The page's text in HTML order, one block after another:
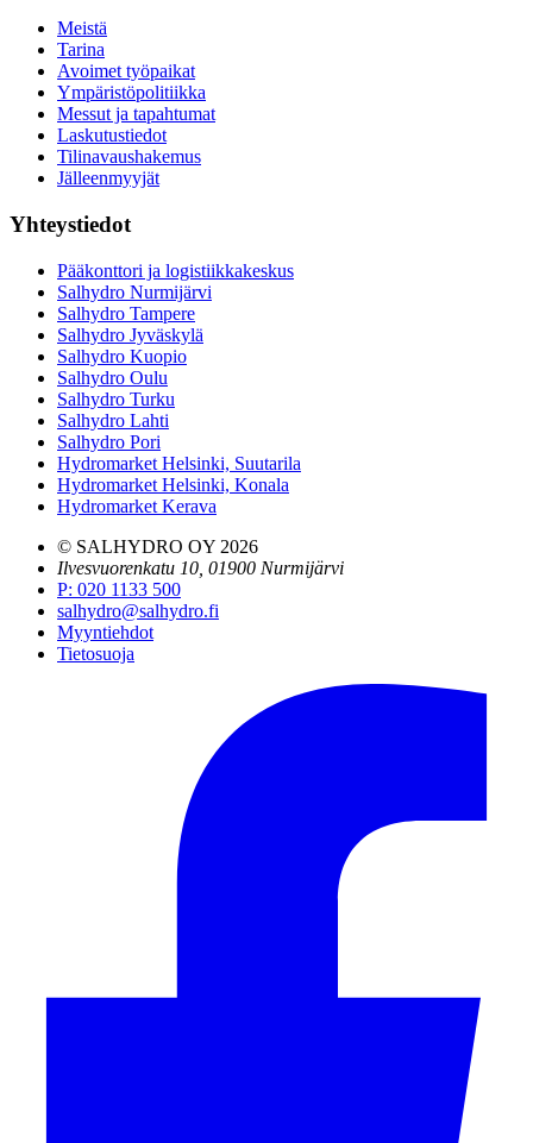
Meistä
Tarina
Avoimet työpaikat
Ympäristöpolitiikka
Messut ja tapahtumat
Laskutustiedot
Tilinavaushakemus
Jälleenmyyjät
Yhteystiedot
Pääkonttori ja logistiikkakeskus
Salhydro Nurmijärvi
Salhydro Tampere
Salhydro Jyväskylä
Salhydro Kuopio
Salhydro Oulu
Salhydro Turku
Salhydro Lahti
Salhydro Pori
Hydromarket Helsinki, Suutarila
Hydromarket Helsinki, Konala
Hydromarket Kerava
© SALHYDRO OY 2026
Ilvesvuorenkatu 10, 01900 Nurmijärvi
P: 020 1133 500
salhydro@salhydro.fi
Myyntiehdot
Tietosuoja